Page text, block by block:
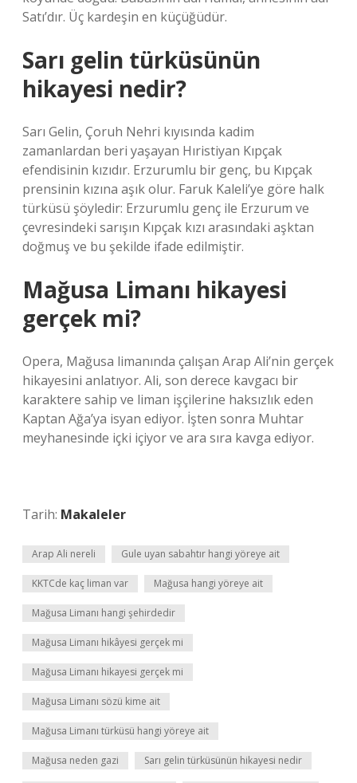
Satı’dır. Üç kardeşin en küçüğüdür.
Sarı gelin türküsünün
hikayesi nedir?
Sarı Gelin, Çoruh Nehri kıyısında kadim
zamanlardan beri yaşayan Hıristiyan Kıpçak
efendisinin kızıdır. Erzurumlu bir genç, bu Kıpçak
prensinin kızına aşık olur. Faruk Kaleli’ye göre halk
türküsü şöyledir: Erzurumlu genç ile Erzurum ve
çevresindeki sarışın Kıpçak kızı arasındaki aşktan
doğmuş ve bu şekilde ifade edilmiştir.
Mağusa Limanı hikayesi
gerçek mi?
Opera, Mağusa limanında çalışan Arap Ali’nin gerçek
hikayesini anlatıyor. Ali, son derece kavgacı bir
karaktere sahip ve liman işçilerine haksızlık eden
Kaptan Ağa’ya isyan ediyor. İşten sonra Muhtar
meyhanesinde içki içiyor ve ara sıra kavga ediyor.
Tarih: Makaleler
Arap Ali nereli Gule uyan sabahtır hangi yöreye ait
KKTCde kaç liman var Mağusa hangi yöreye ait
Mağusa Limanı hangi şehirdedir
Mağusa Limanı hikâyesi gerçek mi
Mağusa Limanı hikayesi gerçek mi
Mağusa Limanı sözü kime ait
Mağusa Limanı türküsü hangi yöreye ait
Mağusa neden gazi Sarı gelin türküsünün hikayesi nedir